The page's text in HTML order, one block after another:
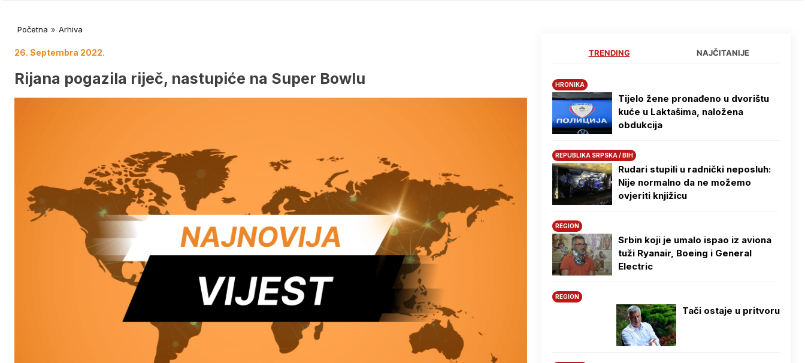
Početna » Arhiva
26. Septembra 2022.
Rijana pogazila riječ, nastupiće na Super Bowlu
TRENDING NAJČITANIJE
HRONIKA
Tijelo žene pronađeno u dvorištu
kuće u Laktašima, naložena
obdukcija
REPUBLIKA SRPSKA / BIH
Rudari stupili u radnički neposluh:
Nije normalno da ne možemo
ovjeriti knjižicu
REGION
Srbin koji je umalo ispao iz aviona
tuži Ryanair, Boeing i General
Electric
REGION
Tači ostaje u pritvoru